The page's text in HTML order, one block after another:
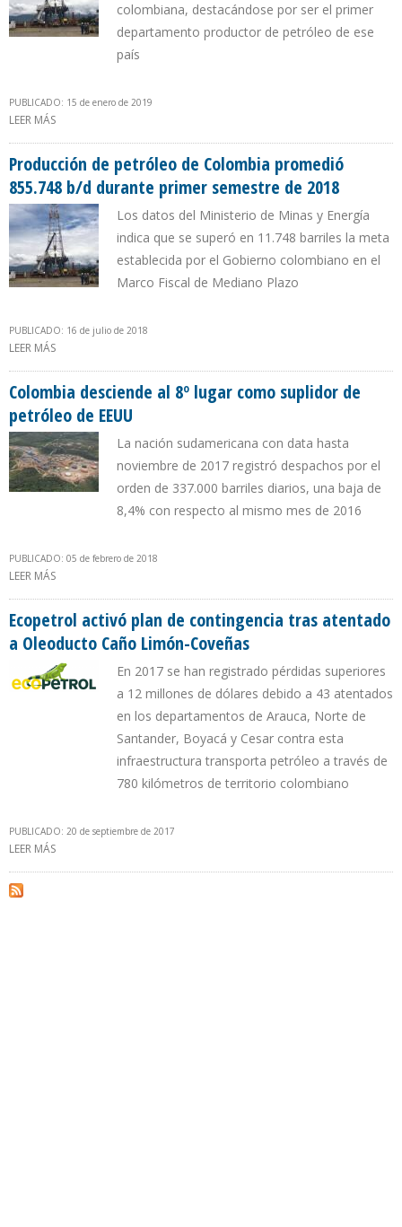
colombiana, destacándose por ser el primer
departamento productor de petróleo de ese
país
PUBLICADO: 15 de enero de 2019
LEER MÁS
7.000 B/D
Producción de petróleo de Colombia promedió
855.748 b/d durante primer semestre de 2018
Los datos del Ministerio de Minas y Energía
indica que se superó en 11.748 barriles la meta
establecida por el Gobierno colombiano en el
Marco Fiscal de Mediano Plazo
PUBLICADO: 16 de julio de 2018
LEER MÁS
Colombia desciende al 8º lugar como suplidor de
petróleo de EEUU
La nación sudamericana con data hasta
noviembre de 2017 registró despachos por el
orden de 337.000 barriles diarios, una baja de
8,4% con respecto al mismo mes de 2016
PUBLICADO: 05 de febrero de 2018
LEER MÁS
Ecopetrol activó plan de contingencia tras atentado
a Oleoducto Caño Limón-Coveñas
En 2017 se han registrado pérdidas superiores
a 12 millones de dólares debido a 43 atentados
en los departamentos de Arauca, Norte de
Santander, Boyacá y Cesar contra esta
infraestructura transporta petróleo a través de
780 kilómetros de territorio colombiano
PUBLICADO: 20 de septiembre de 2017
LEER MÁS